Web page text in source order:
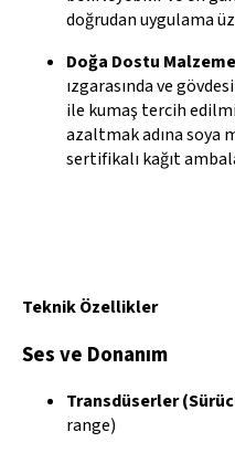
doğrudan uygulama
Doğa Dostu
ızgarasında ve
ile kumaş tercih
azaltmak adına soya
sertifikalı kağıt
Teknik Özellikler
Ses ve Donanım
Transdüserler
range)